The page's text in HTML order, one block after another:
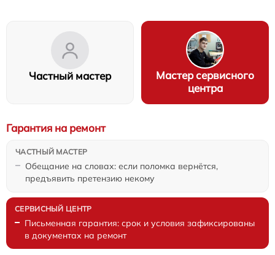
Частный мастер
Мастер сервисного
центра
Обещание на словах: если поломка вернётся,
предъявить претензию некому
Гарантия на ремонт
Письменная гарантия: срок и условия зафиксированы
в документах на ремонт